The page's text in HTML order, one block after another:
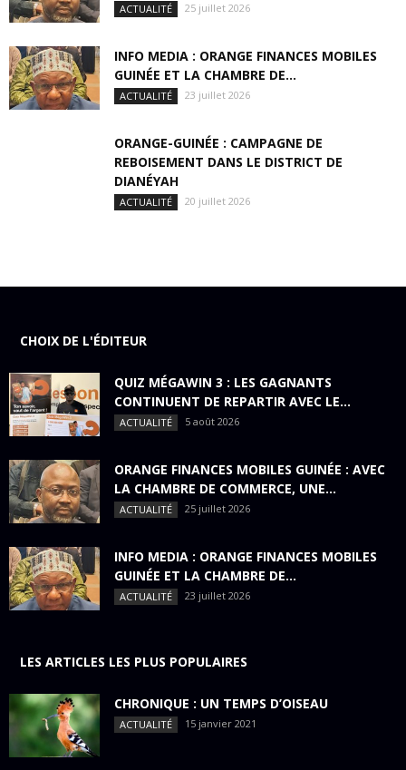
ACTUALITÉ 25 juillet 2026
INFO MEDIA : ORANGE FINANCES MOBILES
GUINÉE ET LA CHAMBRE DE...
ACTUALITÉ 23 juillet 2026
ORANGE-GUINÉE : CAMPAGNE DE
REBOISEMENT DANS LE DISTRICT DE
DIANÉYAH
ACTUALITÉ 20 juillet 2026
CHOIX DE L'ÉDITEUR
QUIZ MÉGAWIN 3 : LES GAGNANTS
CONTINUENT DE REPARTIR AVEC LE...
ACTUALITÉ 5 août 2026
ORANGE FINANCES MOBILES GUINÉE : AVEC
LA CHAMBRE DE COMMERCE, UNE...
ACTUALITÉ 25 juillet 2026
INFO MEDIA : ORANGE FINANCES MOBILES
GUINÉE ET LA CHAMBRE DE...
ACTUALITÉ 23 juillet 2026
LES ARTICLES LES PLUS POPULAIRES
CHRONIQUE : UN TEMPS D’OISEAU
ACTUALITÉ 15 janvier 2021